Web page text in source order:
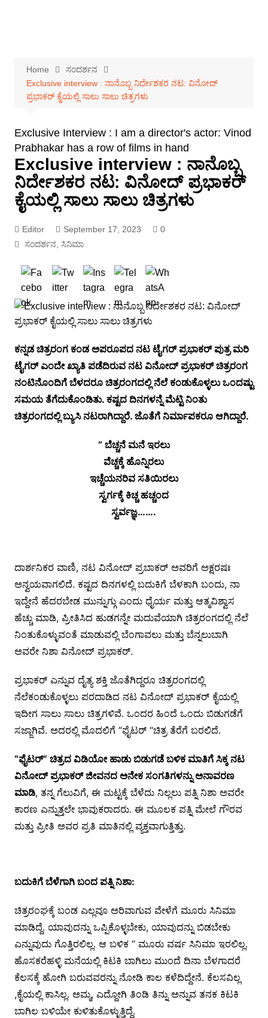
Home
ಸಂದರ್ಶನ
Exclusive interview : ನಾನೊಬ್ಬ ನಿರ್ದೇಶಕರ ನಟ: ವಿನೋದ್
ಪ್ರಭಾಕರ್ ಕೈಯಲ್ಲಿ ಸಾಲು ಸಾಲು ಚಿತ್ರಗಳು
Exclusive Interview : I am a director's actor: Vinod
Prabhakar has a row of films in hand
Exclusive interview : ನಾನೊಬ್ಬ
ನಿರ್ದೇಶಕರ ನಟ: ವಿನೋದ್ ಪ್ರಭಾಕರ್
ಕೈಯಲ್ಲಿ ಸಾಲು ಸಾಲು ಚಿತ್ರಗಳು
Editor September 17, 2023
0
ಸಂದರ್ಶನ, ಸಿನಿಮಾ
ಕನ್ನಡ ಚಿತ್ರರಂಗ ಕಂಡ ಅಪರೂಪದ ನಟ ಟೈಗರ್ ಪ್ರಭಾಕರ್ ಪುತ್ರ ಮರಿ
ಟೈಗರ್ ಎಂದೇ ಖ್ಯಾತಿ ಪಡೆದಿರುವ ನಟ ವಿನೋದ್ ಪ್ರಭಾಕರ್ ಚಿತ್ರರಂಗ
ನಂಟಿನೊಂದಿಗೆ ಬೆಳದರೂ ಚಿತ್ರರಂಗದಲ್ಲಿ ನೆಲೆ ಕಂಡುಕೊಳ್ಳಲು ಒಂದಷ್ಟು
ಸಮಯ ತೆಗೆದುಕೊಂಡಿತು. ಕಷ್ಟದ ದಿನಗಳನ್ನೆ ಮೆಟ್ಟಿ ನಿಂತು
ಚಿತ್ರರಂಗದಲ್ಲಿ ಬ್ಯುಸಿ ನಟರಾಗಿದ್ದಾರೆ. ಜೊತೆಗೆ ನಿರ್ಮಾಪಕರೂ ಆಗಿದ್ದಾರೆ.
“ ಬೆಚ್ಚನೆ ಮನೆ ಇರಲು
ವೆಚ್ಚಕ್ಕೆ ಹೊನ್ನಿರಲು
ಇಚ್ಚೆಯನರಿವ ಸತಿಯಿರಲು
ಸ್ವರ್ಗಕ್ಕೆ ಕಿಚ್ಚ ಹಚ್ಚಂದ
ಸ್ವರ್ವಜ್ಞ…….
ದಾರ್ಶನಿಕರ ವಾಣಿ, ನಟ ವಿನೋದ್ ಪ್ರಬಾಕರ್ ಅವರಿಗೆ ಅಕ್ಷರಷಃ
ಅನ್ವಯವಾಗಲಿದೆ. ಕಷ್ಟದ ದಿನಗಳಲ್ಲಿ ಬದುಕಿಗೆ ಬೆಳಕಾಗಿ ಬಂದು, ನಾ
ಇದ್ದೇನೆ ಹೆದರಬೇಡ ಮುನ್ನುಗ್ಗು ಎಂದು ಧೈರ್ಯ ಮತ್ತು ಆತ್ಮವಿಶ್ವಾಸ
ಹೆಚ್ಚು ಮಾಡಿ, ಪ್ರೀತಿಸಿದ ಹುಡಗನ್ನೇ ಮದುವೆಯಾಗಿ ಚಿತ್ರರಂಗದಲ್ಲಿ ನೆಲೆ
ನಿಂತುಕೊಳ್ಳುವಂತೆ ಮಾಡುವಲ್ಲಿ ಬೆಂಗಾವಲು ಮತ್ತು ಬೆನ್ನಲುಬಾಗಿ
ಅವರೇ ನಿಶಾ ವಿನೋದ್ ಪ್ರಭಾಕರ್.
ಪ್ರಭಾಕರ್ ಎನ್ನುವ ದೈತ್ಯ ಶಕ್ತಿ ಜೊತೆಗಿದ್ದರೂ ಚಿತ್ರರಂಗದಲ್ಲಿ
ನೆಲೆಕಂಡುಕೊಳ್ಳಲು ಪರದಾಡಿದ ನಟ ವಿನೋದ್ ಪ್ರಭಾಕರ್ ಕೈಯಲ್ಲಿ
ಇದೀಗ ಸಾಲು ಸಾಲು ಚಿತ್ರಗಳಿವೆ. ಒಂದರ ಹಿಂದೆ ಒಂದು ಬಿಡುಗಡೆಗೆ
ಸಜ್ಜಾಗಿವೆ. ಅದರಲ್ಲಿ ಮೊದಲಿಗೆ “ಫೈಟರ್ “ಚಿತ್ರ ತೆರೆಗೆ ಬರಲಿದೆ.
“ಫೈಟರ್” ಚಿತ್ರದ ವಿಡಿಯೋ ಹಾಡು ಬಿಡುಗಡೆ ಬಳಿಕ ಮಾತಿಗೆ ಸಿಕ್ಕ ನಟ
ವಿನೋದ್ ಪ್ರಭಾಕರ್ ಜೀವನದ ಅನೇಕ ಸಂಗತಿಗಳನ್ನು ಅನಾವರಣ
ಮಾಡಿ, ತನ್ನ ಗೆಲುವಿಗೆ, ಈ ಮಟ್ಟಕ್ಕೆ ಬೆಳೆದು ನಿಲ್ಲಲು ಪತ್ನಿ ನಿಶಾ ಅವರೇ
ಕಾರಣ ಎನ್ನುತ್ತಲೇ ಭಾವುಕರಾದರು. ಈ ಮೂಲಕ ಪತ್ನಿ ಮೇಲೆ ಗೌರವ
ಮತ್ತು ಪ್ರೀತಿ ಅವರ ಪ್ರತಿ ಮಾತಿನಲ್ಲಿ ವ್ಯಕ್ತವಾಗುತ್ತಿತ್ತು.
ಬದುಕಿಗೆ ಬೆಳೆಗಾಗಿ ಬಂದ ಪತ್ನಿ ನಿಶಾ:
ಚಿತ್ರರಂಘಕ್ಕೆ ಬಂಡ ಎಲ್ಲವೂ ಅರಿವಾಗುವ ವೇಳೆಗೆ ಮೂರು ಸಿನಿಮಾ
ಮಾಡಿದ್ದೆ. ಯಾವುದನ್ನು ಒಪ್ಪಿಕೊಳ್ಳಬೇಕು, ಯಾವುದನ್ನು ಬಿಡಬೇಕು
ಎನ್ನುವುದು ಗೊತ್ತಿರಲಿಲ್ಲ. ಆ ಬಳಿಕ “ ಮೂರು ವರ್ಷ ಸಿನಿಮಾ ಇರಲಿಲ್ಲ.
ಹೊಸಕರೆಹಳ್ಳಿ ಮನೆಯಲ್ಲಿ ಕಿಟಕಿ ಬಾಗಿಲು ಮುಂದೆ ದಿನಾ ಬೆಳಗಾದರೆ
ಕೆಲಸಕ್ಕೆ ಹೋಗಿ ಬರುವವರನ್ನು ನೋಡಿ ಕಾಲ ಕಳೆದಿದ್ದೇನೆ. ಕೆಲಸವಿಲ್ಲ
,ಕೈಯಲ್ಲಿ ಕಾಸಿಲ್ಲ. ಅಮ್ಮ, ಎದ್ದೋಗಿ ತಿಂಡಿ ತಿನ್ನು ಅನ್ನುವ ತನಕ ಕಿಟಕಿ
ಬಾಗಿಲ ಬಳಿಯೇ ಕುಳಿತುಕೊಳ್ಳುತ್ತಿದ್ದೆ.